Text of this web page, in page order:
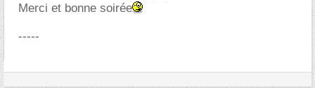
Merci et bonne soirée
-----